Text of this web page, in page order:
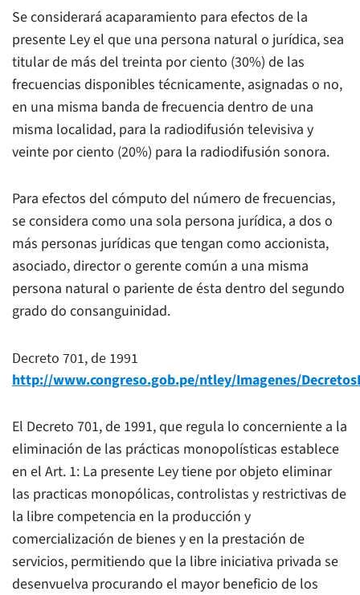
Se considerará acaparamiento para efectos de la
presente Ley el que una persona natural o jurídica, sea
titular de más del treinta por ciento (30%) de las
frecuencias disponibles técnicamente, asignadas o no,
en una misma banda de frecuencia dentro de una
misma localidad, para la radiodifusión televisiva y
veinte por ciento (20%) para la radiodifusión sonora.
Para efectos del cómputo del número de frecuencias,
se considera como una sola persona jurídica, a dos o
más personas jurídicas que tengan como accionista,
asociado, director o gerente común a una misma
persona natural o pariente de ésta dentro del segundo
grado do consanguinidad.
Decreto 701, de 1991
http://www.congreso.gob.pe/ntley/Imagenes/
El Decreto 701, de 1991, que regula lo concerniente a la
eliminación de las prácticas monopolísticas establece
en el Art. 1: La presente Ley tiene por objeto eliminar
las practicas monopólicas, controlistas y restrictivas de
la libre competencia en la producción y
comercialización de bienes y en la prestación de
servicios, permitiendo que la libre iniciativa privada se
desenvuelva procurando el mayor beneficio de los